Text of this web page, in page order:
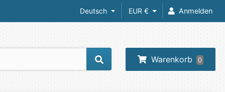
Deutsch EUR € Anmelden
Warenkorb 0